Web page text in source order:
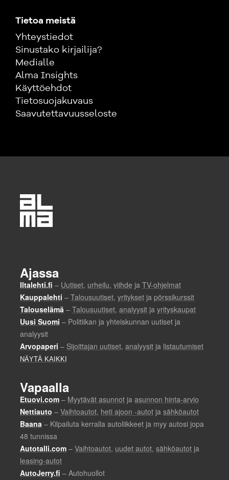
Tietoa meistä
Yhteystiedot
Sinustako kirjailija?
Medialle
Alma Insights
Käyttöehdot
Tietosuojakuvaus
Saavutettavuusseloste